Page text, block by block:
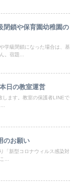
閉鎖や保育園幼稚園の
学級閉鎖になった場合は、基
。宿題...
2024年8月29日 台風１０号 本日の教室運営
します。教室の保護者LINEで
のお願い
「新型コロナウィルス感染対
...